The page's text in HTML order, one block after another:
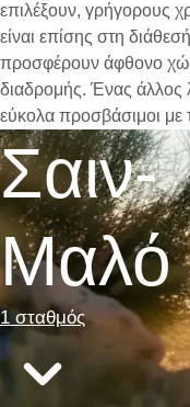
επιλέξουν, γρήγορους
είναι επίσης στη
προσφέρουν άφθονο
διαδρομής. Ένας άλλος
εύκολα προσβάσιμοι με
Σαιν-
Μαλό
1 σταθμός